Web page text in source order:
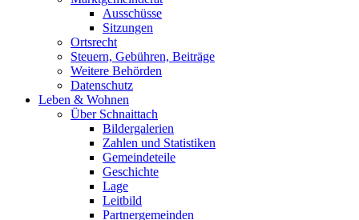
Ausschüsse
Sitzungen
Ortsrecht
Steuern, Gebühren, Beiträge
Weitere Behörden
Datenschutz
Leben & Wohnen
Über Schnaittach
Bildergalerien
Zahlen und Statistiken
Gemeindeteile
Geschichte
Lage
Leitbild
Partnergemeinden